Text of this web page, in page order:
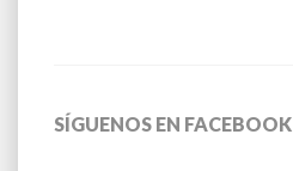
SÍGUENOS EN FACEBOOK